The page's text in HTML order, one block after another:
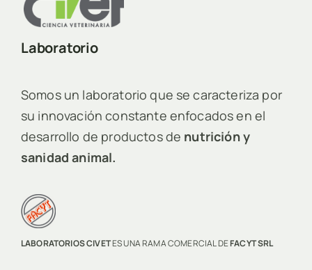
Laboratorio
Somos un laboratorio que se caracteriza por
su innovación constante enfocados en el
desarrollo de productos de nutrición y
sanidad animal.
LABORATORIOS CIVETES UNA RAMA COMERCIAL DEFACYT SRL